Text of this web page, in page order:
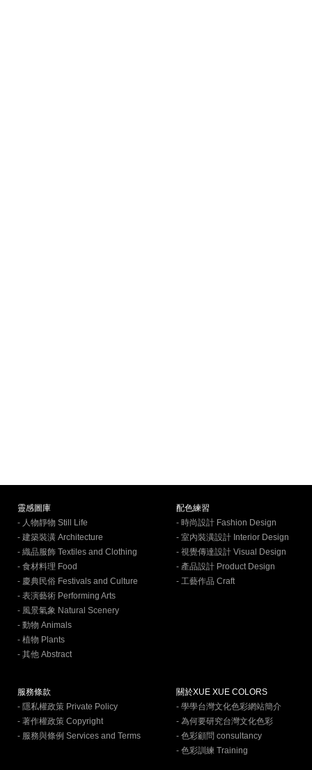
靈感圖庫
- 人物靜物 Still Life
- 建築裝潢 Architecture
- 織品服飾 Textiles and Clothing
- 食材料理 Food
- 慶典民俗 Festivals and Culture
- 表演藝術 Performing Arts
- 風景氣象 Natural Scenery
- 動物 Animals
- 植物 Plants
- 其他 Abstract
配色練習
- 時尚設計 Fashion Design
- 室內裝潢設計 Interior Design
- 視覺傳達設計 Visual Design
- 產品設計 Product Design
- 工藝作品 Craft
服務條款
- 隱私權政策 Private Policy
- 著作權政策 Copyright
- 服務與條例 Services and Terms
關於XUE XUE COLORS
- 學學台灣文化色彩網站簡介
- 為何要研究台灣文化色彩
- 色彩顧問 consultancy
- 色彩訓練 Training